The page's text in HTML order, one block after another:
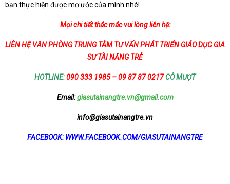
bạn thực hiện được mơ ước của mình nhé!
Mọi chi tiết thắc mắc vui lòng liên hệ:
LIÊN HỆ VĂN PHÒNG TRUNG TÂM TƯ VẤN PHÁT TRIỂN GIÁO DỤC GIA
SƯ TÀI NĂNG TRẺ
HOTLINE:090 333 1985 – 09 87 87 0217CÔ MƯỢT
Email:giasutainangtre.vn@gmail.com
info@giasutainangtre.vn
FACEBOOK: WWW.FACEBOOK.COM/GIASUTAINANGTRE